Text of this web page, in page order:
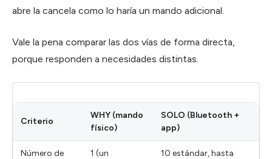
abre la cancela como lo haría un mando adicional.
Vale la pena comparar las dos vías de forma directa,
porque responden a necesidades distintas.
Criterio
WHY (mando
físico)
SOLO (Bluetooth +
app)
Número de
1 (un
10 estándar, hasta